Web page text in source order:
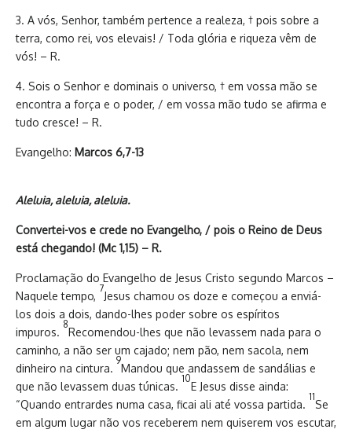
3. A vós, Senhor, também pertence a realeza, † pois sobre a
terra, como rei, vos elevais! / Toda glória e riqueza vêm de
vós! – R.
4. Sois o Senhor e dominais o universo, † em vossa mão se
encontra a força e o poder, / em vossa mão tudo se afirma e
tudo cresce! – R.
Evangelho: Marcos 6,7-13
Aleluia, aleluia, aleluia.
Convertei-vos e crede no Evangelho, / pois o Reino de Deus
está chegando! (Mc 1,15) – R.
Proclamação do Evangelho de Jesus Cristo segundo Marcos –
Naquele tempo,
7
Jesus chamou os doze e começou a enviá-
los dois a dois, dando-lhes poder sobre os espíritos
impuros.
8
Recomendou-lhes que não levassem nada para o
caminho, a não ser um cajado; nem pão, nem sacola, nem
dinheiro na cintura.
9
Mandou que andassem de sandálias e
que não levassem duas túnicas.
10
E Jesus disse ainda:
“Quando entrardes numa casa, ficai ali até vossa partida.
11
Se
em algum lugar não vos receberem nem quiserem vos escutar,